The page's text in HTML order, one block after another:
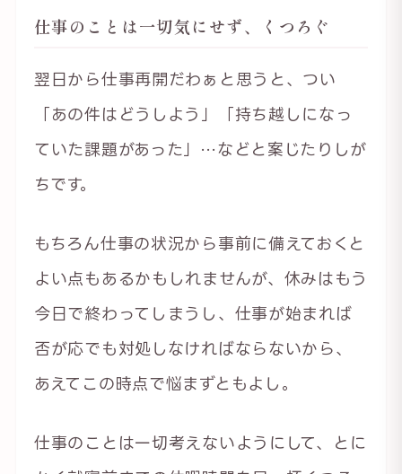
仕事のことは一切気にせず、くつろぐ
翌日から仕事再開だわぁと思うと、つい
「あの件はどうしよう」「持ち越しになっ
ていた課題があった」…などと案じたりしが
ちです。
もちろん仕事の状況から事前に備えておくと
よい点もあるかもしれませんが、休みはもう
今日で終わってしまうし、仕事が始まれば
否が応でも対処しなければならないから、
あえてこの時点で悩まずともよし。
仕事のことは一切考えないようにして、とに